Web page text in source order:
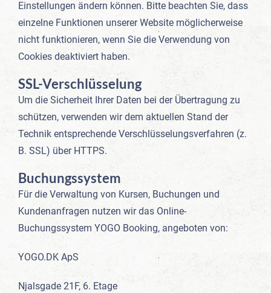
Einstellungen ändern können. Bitte beachten Sie, dass
einzelne Funktionen unserer Website möglicherweise
nicht funktionieren, wenn Sie die Verwendung von
Cookies deaktiviert haben.
SSL-Verschlüsselung
Um die Sicherheit Ihrer Daten bei der Übertragung zu
schützen, verwenden wir dem aktuellen Stand der
Technik entsprechende Verschlüsselungsverfahren (z.
B. SSL) über HTTPS.
Buchungssystem
Für die Verwaltung von Kursen, Buchungen und
Kundenanfragen nutzen wir das Online-
Buchungssystem YOGO Booking, angeboten von:
YOGO.DK ApS
Njalsgade 21F, 6. Etage